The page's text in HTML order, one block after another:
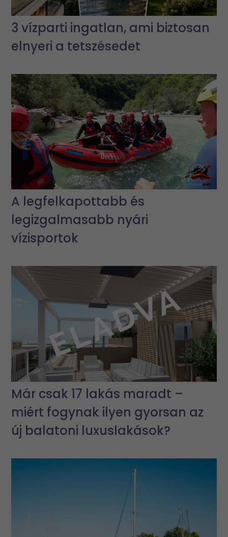
3 vízparti ingatlan, ami biztosan
elnyeri a tetszésedet
A legfelkapottabb és
legizgalmasabb nyári
vízisportok
Már csak 17 lakás maradt –
miért fogynak ilyen gyorsan az
új balatoni luxuslakások?